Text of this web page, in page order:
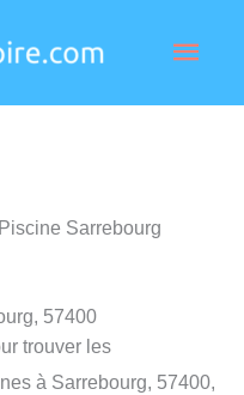
Sarrebourg
57400
trouver les
à Sarrebourg, 57400,